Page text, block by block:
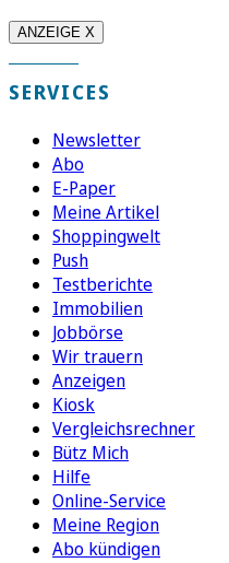
ANZEIGE X
SERVICES
Newsletter
Abo
E-Paper
Meine Artikel
Shoppingwelt
Push
Testberichte
Immobilien
Jobbörse
Wir trauern
Anzeigen
Kiosk
Vergleichsrechner
Bütz Mich
Hilfe
Online-Service
Meine Region
Abo kündigen